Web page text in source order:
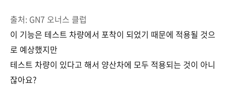
출처: GN7 오너스 클럽
이 기능은 테스트 차량에서 포착이 되었기 때문에 적용될 것으
로 예상했지만
테스트 차량이 있다고 해서 양산차에 모두 적용되는 것이 아니
잖아요?